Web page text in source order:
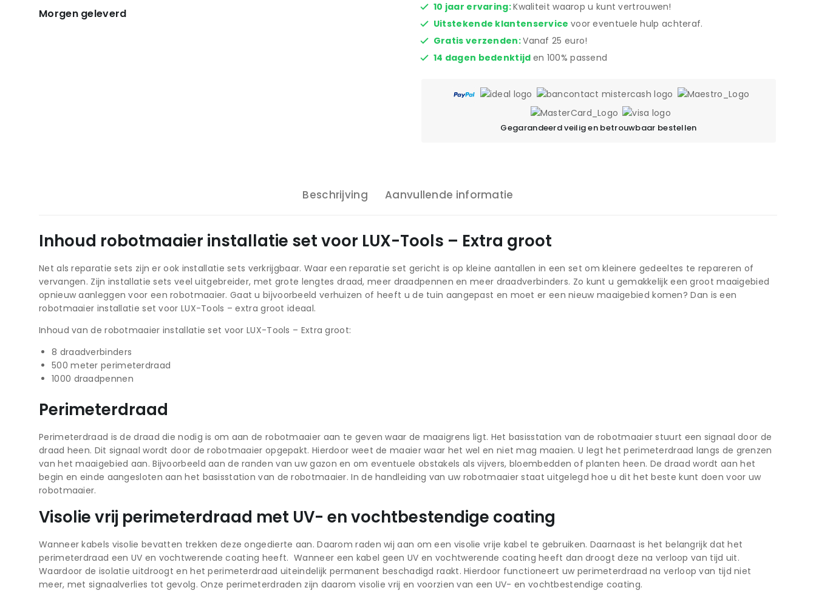
Morgen geleverd 10 jaar ervaring:Kwaliteit waarop u kunt vertrouwen!
Uitstekende klantenservice voor eventuele hulp achteraf.
Gratis verzenden:Vanaf 25 euro!
14 dagen bedenktijd en 100% passend
Gegarandeerd veilig en betrouwbaar bestellen
Beschrijving Aanvullende informatie
Inhoud robotmaaier installatie set voor LUX-Tools – Extra groot
Net als reparatie sets zijn er ook installatie sets verkrijgbaar. Waar een reparatie set gericht is op kleine aantallen in een set om kleinere gedeeltes te repareren of
vervangen. Zijn installatie sets veel uitgebreider, met grote lengtes draad, meer draadpennen en meer draadverbinders. Zo kunt u gemakkelijk een groot maaigebied
opnieuw aanleggen voor een robotmaaier. Gaat u bijvoorbeeld verhuizen of heeft u de tuin aangepast en moet er een nieuw maaigebied komen? Dan is een
robotmaaier installatie set voor LUX-Tools – extra groot ideaal.
Inhoud van de robotmaaier installatie set voor LUX-Tools – Extra groot:
8 draadverbinders
500 meter perimeterdraad
1000 draadpennen
Perimeterdraad
Perimeterdraad is de draad die nodig is om aan de robotmaaier aan te geven waar de maaigrens ligt. Het basisstation van de robotmaaier stuurt een signaal door de
draad heen. Dit signaal wordt door de robotmaaier opgepakt. Hierdoor weet de maaier waar het wel en niet mag maaien. U legt het perimeterdraad langs de grenzen
van het maaigebied aan. Bijvoorbeeld aan de randen van uw gazon en om eventuele obstakels als vijvers, bloembedden of planten heen. De draad wordt aan het
begin en einde aangesloten aan het basisstation van de robotmaaier. In de handleiding van uw robotmaaier staat uitgelegd hoe u dit het beste kunt doen voor uw
robotmaaier.
Visolie vrij perimeterdraad met UV- en vochtbestendige coating
Wanneer kabels visolie bevatten trekken deze ongedierte aan. Daarom raden wij aan om een visolie vrije kabel te gebruiken. Daarnaast is het belangrijk dat het
perimeterdraad een UV en vochtwerende coating heeft. Wanneer een kabel geen UV en vochtwerende coating heeft dan droogt deze na verloop van tijd uit.
Waardoor de isolatie uitdroogt en het perimeterdraad uiteindelijk permanent beschadigd raakt. Hierdoor functioneert uw perimeterdraad na verloop van tijd niet
meer, met signaalverlies tot gevolg. Onze perimeterdraden zijn daarom visolie vrij en voorzien van een UV- en vochtbestendige coating.